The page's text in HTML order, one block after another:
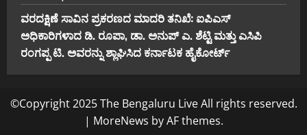
ವರದಕ್ಷಿಣೆ ಸಾವಿನ ಪ್ರಕರಣದ ಮಾದರಿ ತನಿಖೆ: ಐಪಿಎಸ್
ಅಧಿಕಾರಿಗಳಾದ ಡಿ. ರೂಪಾ, ಡಾ. ಅನುಪ್ ಎ. ಶೆಟ್ಟಿ ಮತ್ತು ಎಸಿಪಿ
ರಂಗಪ್ಪ ಟಿ. ಅವರನ್ನು ಶ್ಲಾಘಿಸಿದ ಕರ್ನಾಟಕ ಹೈಕೋರ್ಟ್
©Copyright 2025 The Bengaluru Live All rights reserved.
| MoreNews by AF themes.